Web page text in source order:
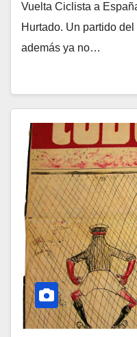
Vuelta Ciclista a
Hurtado. Un partido
además ya no…